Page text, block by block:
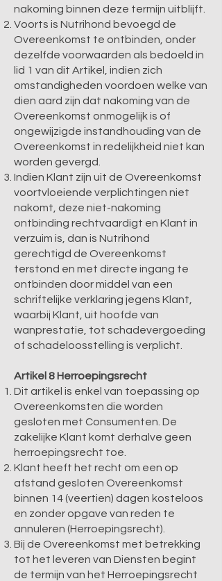
nakoming binnen deze termijn uitblijft.
Voorts is Nutrihond bevoegd de
Overeenkomst te ontbinden, onder
dezelfde voorwaarden als bedoeld in
lid 1 van dit Artikel, indien zich
omstandigheden voordoen welke van
dien aard zijn dat nakoming van de
Overeenkomst onmogelijk is of
ongewijzigde instandhouding van de
Overeenkomst in redelijkheid niet kan
worden gevergd.
Indien Klant zijn uit de Overeenkomst
voortvloeiende verplichtingen niet
nakomt, deze niet-nakoming
ontbinding rechtvaardigt en Klant in
verzuim is, dan is Nutrihond
gerechtigd de Overeenkomst
terstond en met directe ingang te
ontbinden door middel van een
schriftelijke verklaring jegens Klant,
waarbij Klant, uit hoofde van
wanprestatie, tot schadevergoeding
of schadeloosstelling is verplicht.
Artikel 8 Herroepingsrecht
Dit artikel is enkel van toepassing op
Overeenkomsten die worden
gesloten met Consumenten. De
zakelijke Klant komt derhalve geen
herroepingsrecht toe.
Klant heeft het recht om een op
afstand gesloten Overeenkomst
binnen 14 (veertien) dagen kosteloos
en zonder opgave van reden te
annuleren (Herroepingsrecht).
Bij de Overeenkomst met betrekking
tot het leveren van Diensten begint
de termijn van het Herroepingsrecht